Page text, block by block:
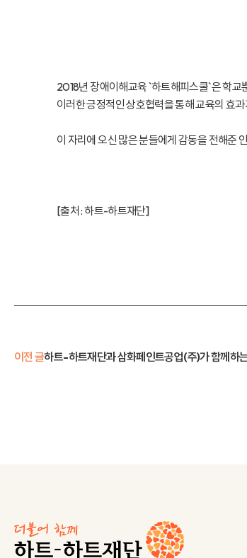
2018년 장애이해교육 `하트해피스쿨`은 학교
이러한 긍정적인 상호협력을 통해 교육의 효
이 자리에 오신 많은 분들에게 감동을 전해준
[출처 :하트-하트재단]
이전 글하트-하트재단과 삼화페인트공업(주)가 함께하